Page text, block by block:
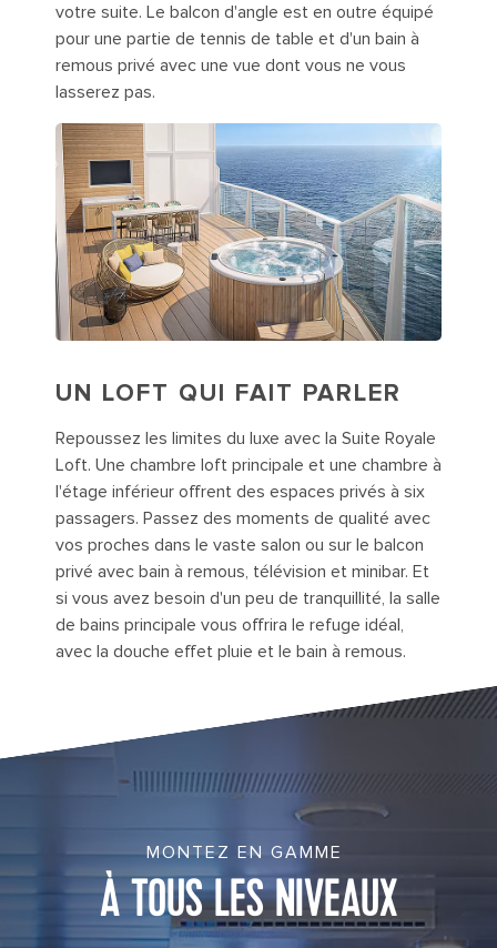
votre suite. Le balcon d'angle est en outre équipé
pour une partie de tennis de table et d'un bain à
remous privé avec une vue dont vous ne vous
lasserez pas.
UN LOFT QUI FAIT PARLER
Repoussez les limites du luxe avec la Suite Royale
Loft. Une chambre loft principale et une chambre à
l'étage inférieur offrent des espaces privés à six
passagers. Passez des moments de qualité avec
vos proches dans le vaste salon ou sur le balcon
privé avec bain à remous, télévision et minibar. Et
si vous avez besoin d'un peu de tranquillité, la salle
de bains principale vous offrira le refuge idéal,
avec la douche effet pluie et le bain à remous.
Cruise Junior Suite with Balcony Cat. JS
MONTEZ EN GAMME
À TOUS LES NIVEAUX